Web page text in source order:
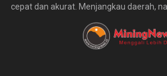
cepat dan akurat. Menjangkau daerah,